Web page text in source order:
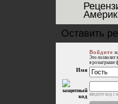
Оставить
Войдите
Это позволит
в розыгрыше
Имя
введите код с